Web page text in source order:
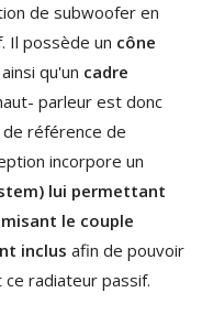
de subwoofer en
Il possède un cône
qu'un cadre
parleur est donc
référence de
incorpore un
lui permettant
le couple
inclus afin de pouvoir
radiateur passif.